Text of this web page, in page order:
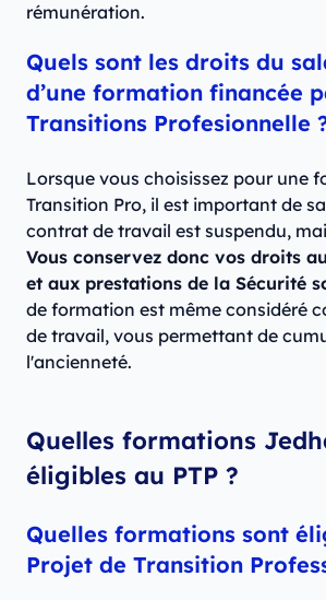
rémunération.
Quels sont les droits du
d’une formation financée
Transitions Profesionnelle
Lorsque vous choisissez pour une
Transition Pro, il est important de
contrat de travail est suspendu,
Vous conservez donc vos droits
et aux prestations de la Sécurité
de formation est même considéré
de travail, vous permettant de
l'ancienneté.
Quelles formations
éligibles au PTP ?
Quelles formations sont
Projet de Transition